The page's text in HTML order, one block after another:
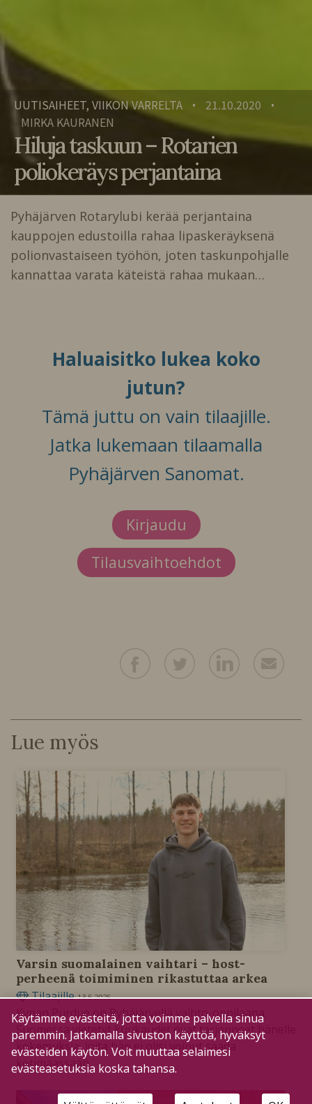
UUTISAIHEET, VIIKON VARRELTA • 21.10.2020 •
MIRKA KAURANEN
Hiluja taskuun – Rotarien
poliokeräys perjantaina
Pyhäjärven Rotarylubi kerää perjantaina
kauppojen edustoilla rahaa lipaskeräyksenä
polionvastaiseen työhön, joten taskunpohjalle
kannattaa varata käteistä rahaa mukaan…
Haluaisitko lukea koko
jutun?
Tämä juttu on vain tilaajille.
Jatka lukemaan tilaamalla
Pyhäjärven Sanomat.
Kirjaudu
Tilausvaihtoehdot
Lue myös
Varsin suomalainen vaihtari – host-
perheenä toimiminen rikastuttaa arkea
Tilaajille 13.5.2025
Kynan Purdue on Pyhäjärvellä vaihto-oppilaana.
Suomessa vietetyt kuukaudet ovat tarjonneet hänelle
kokemuksia, joita hän ei olisi voinut saada
kotimaassaan.
Käytämme evästeitä, jotta voimme palvella sinua
paremmin. Jatkamalla sivuston käyttöä, hyväksyt
evästeiden käytön. Voit muuttaa selaimesi
evästeasetuksia koska tahansa.